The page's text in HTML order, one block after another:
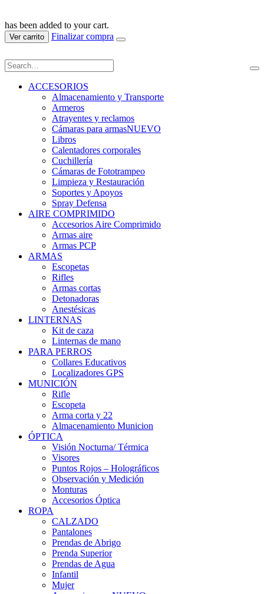
has been added to your cart.
Ver carrito Finalizar compra
ACCESORIOS
Almacenamiento y Transporte
Armeros
Atrayentes y reclamos
Cámaras para armasNUEVO
Libros
Calentadores corporales
Cuchillería
Cámaras de Fototrampeo
Limpieza y Restauración
Soportes y Apoyos
Spray Defensa
AIRE COMPRIMIDO
Accesorios Aire Comprimido
Armas aire
Armas PCP
ARMAS
Escopetas
Rifles
Armas cortas
Detonadoras
Anestésicas
LINTERNAS
Kit de caza
Linternas de mano
PARA PERROS
Collares Educativos
Localizadores GPS
MUNICIÓN
Rifle
Escopeta
Arma corta y 22
Almacenamiento Municion
ÓPTICA
Visión Nocturna/ Térmica
Visores
Puntos Rojos – Holográficos
Observación y Medición
Monturas
Accesorios Óptica
ROPA
CALZADO
Pantalones
Prendas de Abrigo
Prenda Superior
Prendas de Agua
Infantil
Mujer